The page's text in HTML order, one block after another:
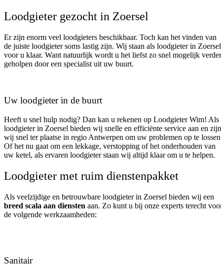
Loodgieter gezocht in Zoersel
Er zijn enorm veel loodgieters beschikbaar. Toch kan het vinden van
de juiste loodgieter soms lastig zijn. Wij staan als loodgieter in Zoersel
voor u klaar. Want natuurlijk wordt u het liefst zo snel mogelijk verder
geholpen door een specialist uit uw buurt.
Uw loodgieter in de buurt
Heeft u snel hulp nodig? Dan kan u rekenen op Loodgieter Wim! Als
loodgieter in Zoersel bieden wij snelle en efficiënte service aan en zijn
wij snel ter plaatse in regio Antwerpen om uw problemen op te
Of het nu gaat om een lekkage, verstopping of het onderhouden van
uw ketel, als ervaren loodgieter staan wij altijd klaar om u te helpen.
Loodgieter met ruim dienstenpakket
Als veelzijdige en betrouwbare loodgieter in Zoersel bieden wij een
breed scala aan diensten aan. Zo kunt u bij onze experts terecht
de volgende werkzaamheden:
Sanitair